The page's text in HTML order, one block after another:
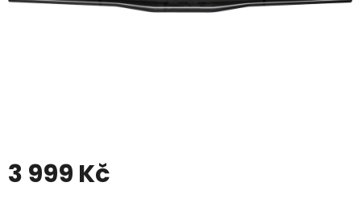
3 999 Kč